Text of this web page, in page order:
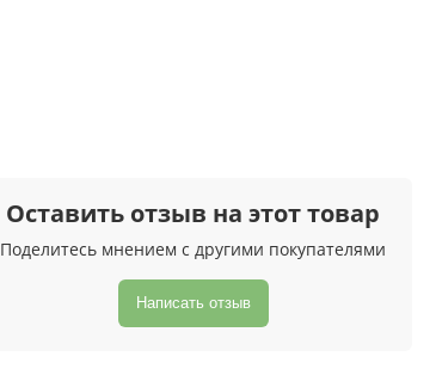
Оставить отзыв на этот товар
Поделитесь мнением с другими покупателями
Написать отзыв